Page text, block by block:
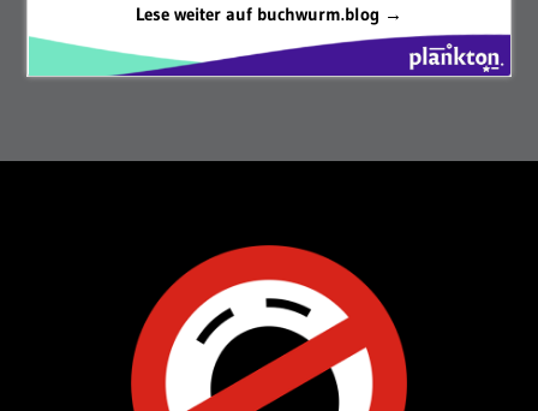
Lese weiter auf buchwurm.blog →